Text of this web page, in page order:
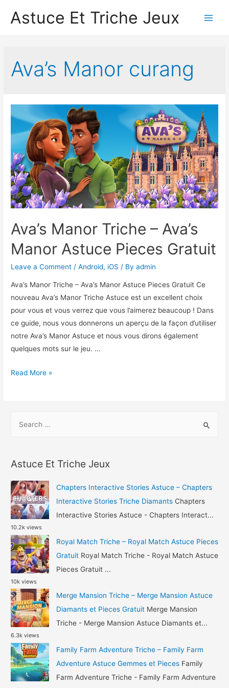
Astuce Et Triche Jeux
Ava’s Manor curang
Ava’s Manor Triche – Ava’s
Manor Astuce Pieces Gratuit
Leave a Comment /Android, iOS / Byadmin
Ava’s Manor Triche – Ava’s Manor Astuce Pieces Gratuit Ce
nouveau Ava’s Manor Triche Astuce est un excellent choix
pour vous et vous verrez que vous l’aimerez beaucoup ! Dans
ce guide, nous vous donnerons un aperçu de la façon d’utiliser
notre Ava’s Manor Astuce et nous vous dirons également
quelques mots sur le jeu. …
Ava’s
Ava’s
Pieces
Read More »
h
f
o
r
:
Astuce Et Triche Jeux
Chapters Interactive Stories Astuce – Chapters
Interactive Stories Triche Diamants Chapters
Interactive Stories Astuce - Chapters Interact...
10.2k views
Royal Match Triche – Royal Match Astuce Pieces
Gratuit Royal Match Triche - Royal Match Astuce
Pieces Gratuit ...
10k views
Merge Mansion Triche – Merge Mansion Astuce
Diamants et Pieces Gratuit Merge Mansion
Triche - Merge Mansion Astuce Diamants et...
6.3k views
Family Farm Adventure Triche – Family Farm
Adventure Astuce Gemmes et Pieces Family
Farm Adventure Triche - Family Farm Adventure